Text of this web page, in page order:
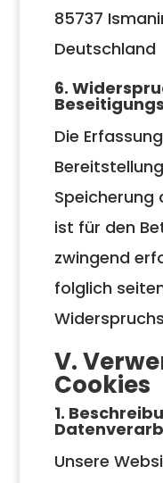
85737
Deutschland
6.
Die
Speicherung
ist für den
zwingend
folglich
V.
Cookies
1.
Unsere